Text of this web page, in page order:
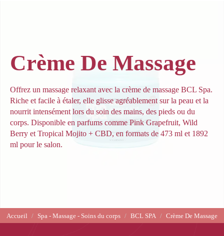
Crème De Massage
Offrez un massage relaxant avec la crème de massage BCL Spa.
Riche et facile à étaler, elle glisse agréablement sur la peau et la
nourrit intensément lors du soin des mains, des pieds ou du
corps. Disponible en parfums comme Pink Grapefruit, Wild
Berry et Tropical Mojito + CBD, en formats de 473 ml et 1892
ml pour le salon.
Accueil Spa - Massage - Soins du corps BCL SPA Crème De Massage